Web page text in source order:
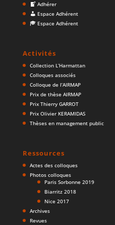
Adhérer
Espace Adhérent
Espace Adhérent
Activités
Collection L’Harmattan
Colloques associés
Colloque de l’AIRMAP
Prix de thèse AIRMAP
Prix Thierry GARROT
Prix Olivier KERAMIDAS
Thèses en management public
Ressources
Actes des colloques
Photos colloques
Paris Sorbonne 2019
Biarritz 2018
Nice 2017
Archives
Revues